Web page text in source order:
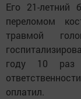
Его 21-
переломом
травмой
году 10 раз
оплатил.